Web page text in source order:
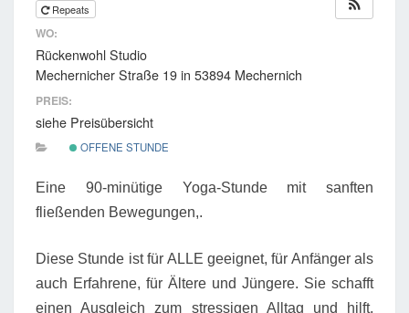
Repeats
WO:
Rückenwohl Studio
Mechernicher Straße 19 in 53894 Mechernich
PREIS:
siehe Preisübersicht
OFFENE STUNDE
Eine 90-minütige Yoga-Stunde mit sanften
fließenden Bewegungen,.
Diese Stunde ist für ALLE geeignet, für Anfänger als
auch Erfahrene, für Ältere und Jüngere. Sie schafft
einen Ausgleich zum stressigen Alltag und hilft,